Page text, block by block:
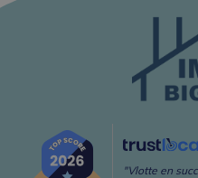
"Vlotte en